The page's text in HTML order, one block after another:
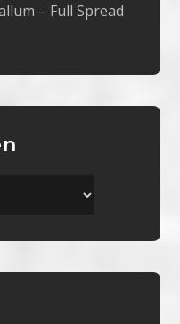
– Full Spread